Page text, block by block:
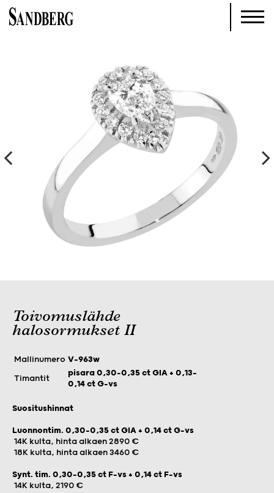
Toivomuslähde
halosormukset II
Mallinumero V-963w
Timantit
pisara 0,30–0,35 ct GIA + 0,13–
0,14 ct G-vs
Suositushinnat
Luonnontim. 0,30-0,35 ct GIA + 0,14 ct G-vs
14K kulta, hinta alkaen 2890 €
18K kulta, hinta alkaen 3460 €
Synt. tim. 0,30-0,35 ct F-vs + 0,14 ct F-vs
14K kulta, 2190 €